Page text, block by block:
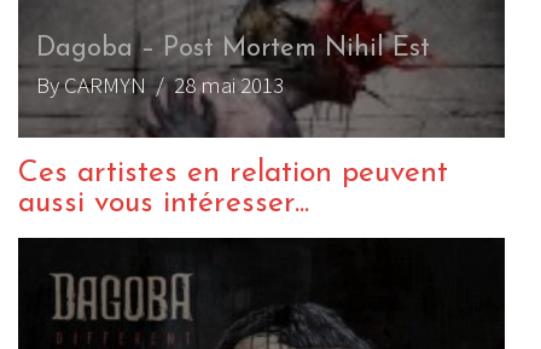
Dagoba – Post Mortem Nihil Est
By CARMYN/ 28 mai 2013
Ces artistes en relation peuvent
aussi vous intéresser...